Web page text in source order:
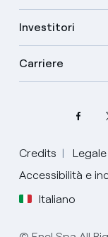
Investitori
Carriere
Credits Legale
Accessibilità e
Italiano